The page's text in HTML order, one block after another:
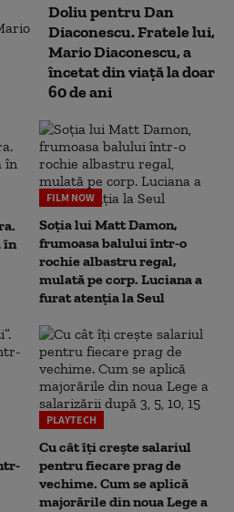
Doliu pentru Dan
Diaconescu. Fratele lui,
Mario Diaconescu, a
încetat din viață la doar
60 de ani
în
FILM NOW
Soția lui Matt Damon,
frumoasa balului într-o
rochie albastru regal,
mulată pe corp. Luciana a
furat atenția la Seul
PLAYTECH
Cu cât îți crește salariul
pentru fiecare prag de
vechime. Cum se aplică
majorările din noua Lege a